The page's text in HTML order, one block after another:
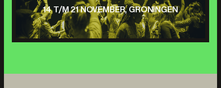
14 T/M 21 NOVEMBER, GRONINGEN